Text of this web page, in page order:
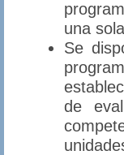
una
Se
de